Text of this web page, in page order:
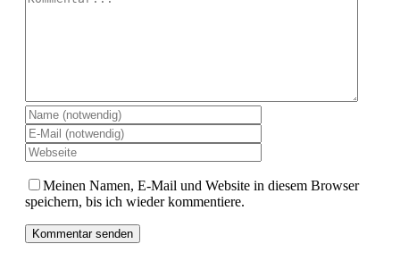
Meinen Namen, E-Mail und Website in diesem Browser
speichern, bis ich wieder kommentiere.